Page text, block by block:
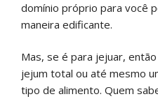
domínio próprio para você
maneira edificante.
Mas, se é para jejuar,
jejum total ou até mesmo
tipo de alimento. Quem